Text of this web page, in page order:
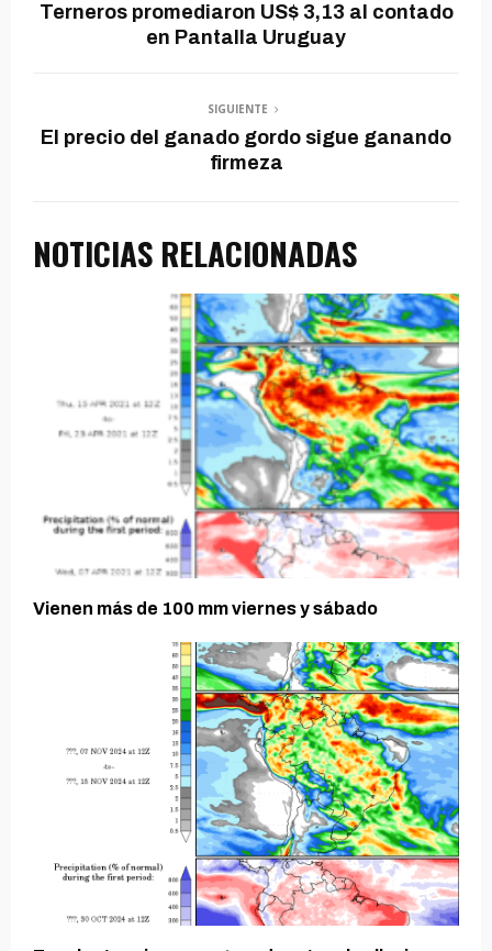
Terneros promediaron US$ 3,13 al contado
en Pantalla Uruguay
SIGUIENTE
El precio del ganado gordo sigue ganando
firmeza
NOTICIAS RELACIONADAS
Vienen más de 100 mm viernes y sábado